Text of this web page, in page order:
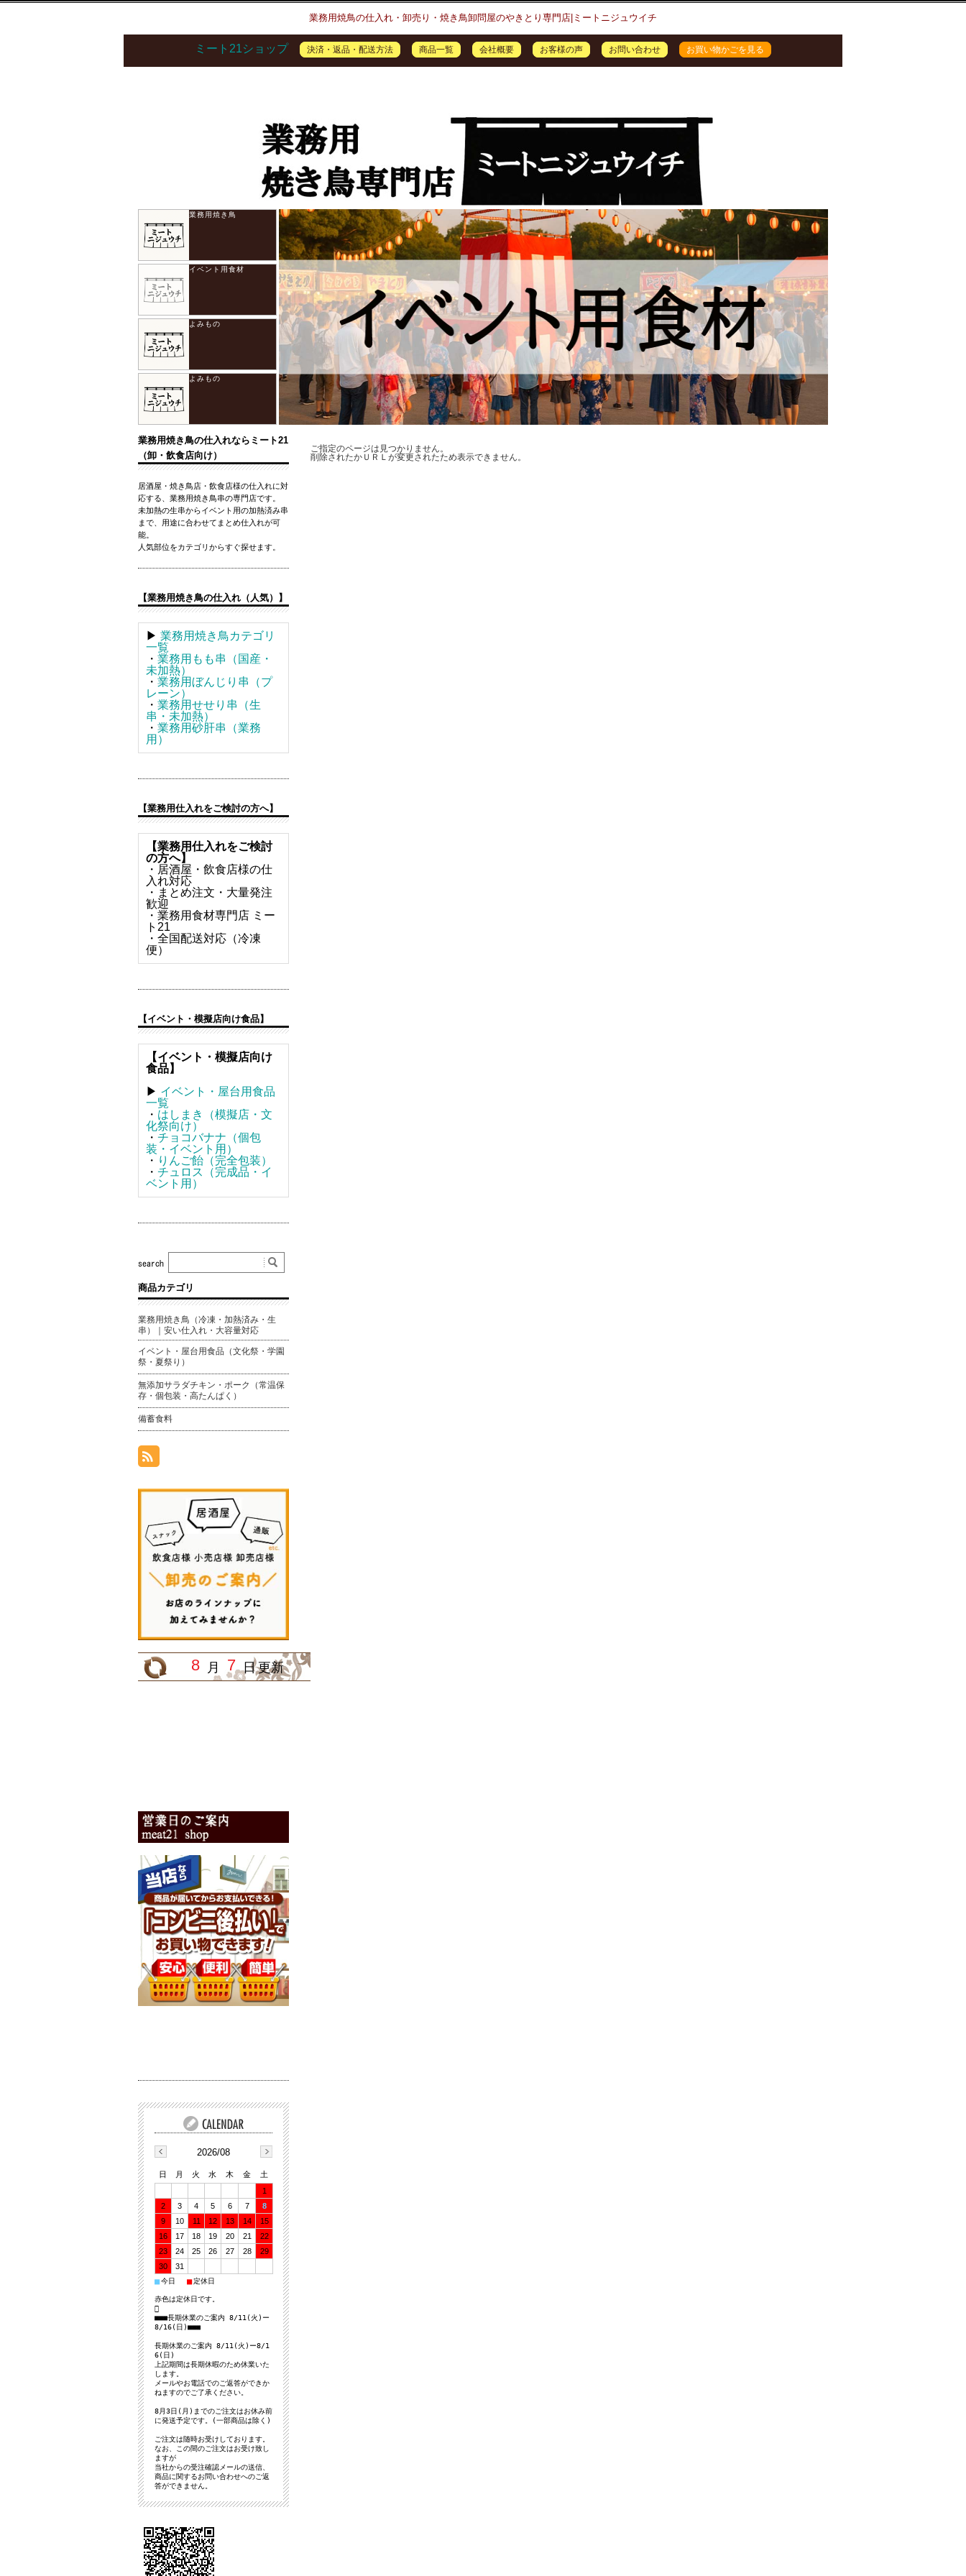
業務用焼鳥の仕入れ・卸売り・焼き鳥卸問屋のやきとり専門店|ミートニジュウイチ
ミート21ショップ 決済・返品・配送方法 商品一覧 会社概要 お客様の声 お問い合わせ お買い物かごを見る
ご指定のページは見つかりません。
削除されたかＵＲＬが変更されたため表示できません。
業務用焼き鳥の仕入れならミート21
（卸・飲食店向け）
居酒屋・焼き鳥店・飲食店様の仕入れに対
応する、業務用焼き鳥串の専門店です。
未加熱の生串からイベント用の加熱済み串
まで、用途に合わせてまとめ仕入れが可
能。
人気部位をカテゴリからすぐ探せます。
【業務用焼き鳥の仕入れ（人気）】
▶ 業務用焼き鳥カテゴリ
一覧
・ 業務用もも串（国産・
未加熱）
・ 業務用ぼんじり串（プ
レーン）
・ 業務用せせり串（生
串・未加熱）
・ 業務用砂肝串（業務
用）
【業務用仕入れをご検討の方へ】
【業務用仕入れをご検討
の方へ】
・居酒屋・飲食店様の仕
入れ対応
・まとめ注文・大量発注
歓迎
・業務用食材専門店 ミー
ト21
・全国配送対応（冷凍
便）
【イベント・模擬店向け食品】
【イベント・模擬店向け
食品】
▶ イベント・屋台用食品
一覧
・ はしまき（模擬店・文
化祭向け）
・ チョコバナナ（個包
装・イベント用）
・ りんご飴（完全包装）
・ チュロス（完成品・イ
ベント用）
商品カテゴリ
業務用焼き鳥（冷凍・加熱済み・生
串）｜安い仕入れ・大容量対応
イベント・屋台用食品（文化祭・学園
祭・夏祭り）
無添加サラダチキン・ポーク（常温保
存・個包装・高たんぱく）
備蓄食料
2026/08
日 月 火 水 木 金
土
1
2
3 4 5 6 7
8
9
10 11 12 13 14
15
16
17 18 19 20 21
22
23
24 25 26 27 28
29
30
31
■今日 ■定休日
赤色は定休日です。

■■■長期休業のご案内 8/11(火)ー
8/16(日)■■■
長期休業のご案内 8/11(火)ー8/1
6(日)
上記期間は長期休暇のため休業いた
します。
メールやお電話でのご返答ができか
ねますのでご了承ください。
8月3日(月)までのご注文はお休み前
に発送予定です。(一部商品は除く)
ご注文は随時お受けしております。
なお、この間のご注文はお受け致し
ますが
当社からの受注確認メールの送信、
商品に関するお問い合わせへのご返
答ができません。